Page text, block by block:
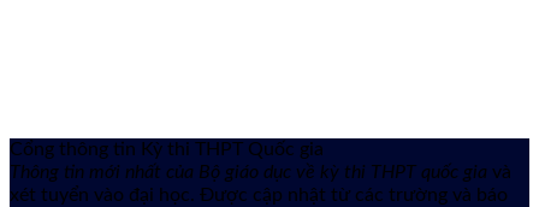
Cổng thông tin Kỳ thi THPT Quốc gia
Thông tin mới nhất của Bộ giáo dục về kỳ thi THPT quốc gia và
xét tuyển vào đại học. Được cập nhật từ các trường và báo